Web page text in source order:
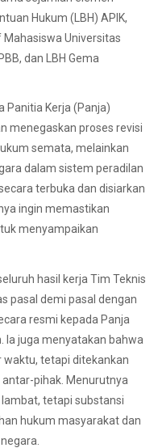
Hukum (LBH) APIK,
Universitas
dan LBH Gema
Panitia Kerja (Panja)
menegaskan proses revisi
semata, melainkan
dalam sistem peradilan
terbuka dan disiarkan
ingin memastikan
menyampaikan
hasil kerja Tim Teknis
pasal demi pasal dengan
resmi kepada Panja
Ia juga menyatakan bahwa
waktu, tetapi ditekankan
pihak. Menurutnya
tetapi substansi
hukum masyarakat dan